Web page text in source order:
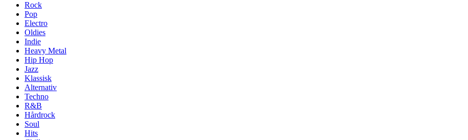
Rock
Pop
Electro
Oldies
Indie
Heavy Metal
Hip Hop
Jazz
Klassisk
Alternativ
Techno
R&B
Hårdrock
Soul
Hits